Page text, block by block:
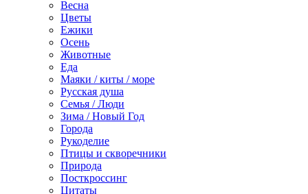
Весна
Цветы
Ежики
Осень
Животные
Еда
Маяки / киты / море
Русская душа
Семья / Люди
Зима / Новый Год
Города
Рукоделие
Птицы и скворечники
Природа
Посткроссинг
Цитаты